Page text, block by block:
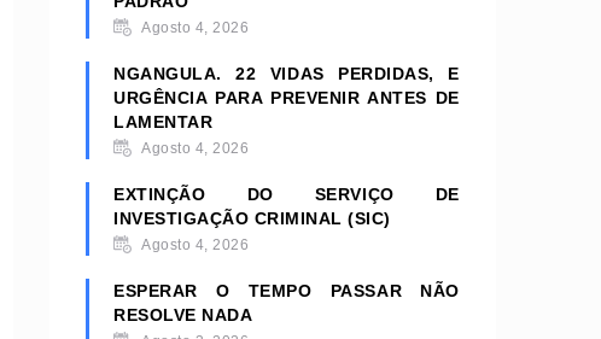
Agosto 4, 2026
NGANGULA. 22 VIDAS PERDIDAS, E
URGÊNCIA PARA PREVENIR ANTES DE
LAMENTAR
Agosto 4, 2026
EXTINÇÃO DO SERVIÇO DE
INVESTIGAÇÃO CRIMINAL (SIC)
Agosto 4, 2026
ESPERAR O TEMPO PASSAR NÃO
RESOLVE NADA